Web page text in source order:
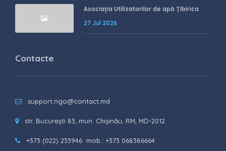
Asociația Utilizatorilor de apă Țibirica
27 Jul 2026
Contacte
support.ngo@contact.md
str. București 83, mun. Chișinău, RM, MD-2012
+373 (022) 233946 mob.: +373 068386664